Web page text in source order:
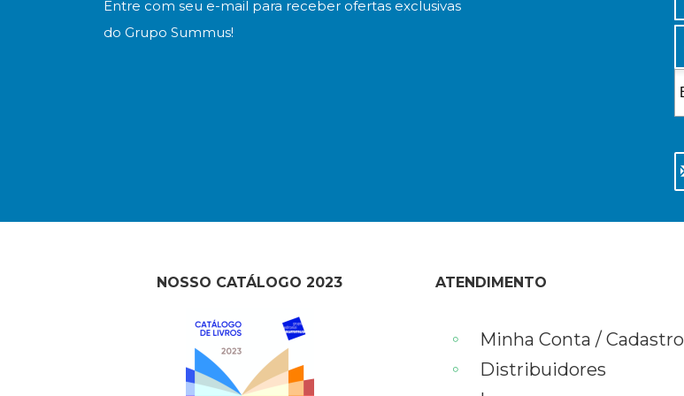
Entre com seu e-mail para receber ofertas exclusivas
do Grupo Summus!
NOSSO CATÁLOGO 2023 ATENDIMENTO
Minha Conta / Cadastro
Distribuidores